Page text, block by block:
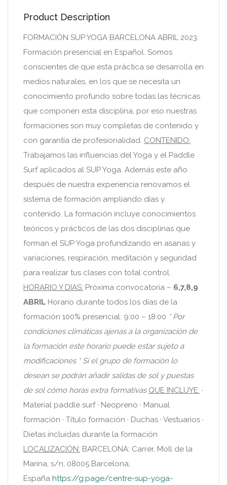
Product Description
FORMACIÓN SUP YOGA BARCELONA ABRIL 2023:
Formación presencial en Español. Somos
conscientes de que esta práctica se desarrolla en
medios naturales, en los que se necesita un
conocimiento profundo sobre todas las técnicas
que componen esta disciplina, por eso nuestras
formaciones son muy completas de contenido y
con garantía de profesionalidad. CONTENIDO:
Trabajamos las influencias del Yoga y el Paddle
Surf aplicados al SUP Yoga. Además este año
después de nuestra experiencia renovamos el
sistema de formación ampliando días y
contenido. La formación incluye conocimientos
teóricos y prácticos de las dos disciplinas que
forman el SUP Yoga profundizando en asanas y
variaciones, respiración, meditación y seguridad
para realizar tus clases con total control.
HORARIO Y DIAS: Próxima convocatoria – 6,7,8,9
ABRIL Horario durante todos los días de la
formación 100% presencial: 9:00 – 18:00 * Por
condiciones climáticas ajenas a la organización de
la formación este horario puede estar sujeto a
modificaciones * Si el grupo de formación lo
desean se podrán añadir salidas de sol y puestas
de sol cómo horas extra formativas QUE INCLUYE: ·
Material paddle surf · Neopreno · Manual
formación · Título formación · Duchas · Vestuarios ·
Dietas incluidas durante la formación
LOCALIZACIÓN: BARCELONA: Carrer, Moll de la
Marina, s/n, 08005 Barcelona,
España https://g.page/centre-sup-yoga-